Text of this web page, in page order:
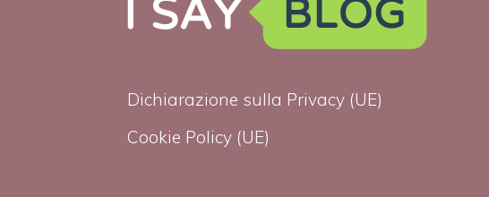
Dichiarazione sulla Privacy (UE)
Cookie Policy (UE)